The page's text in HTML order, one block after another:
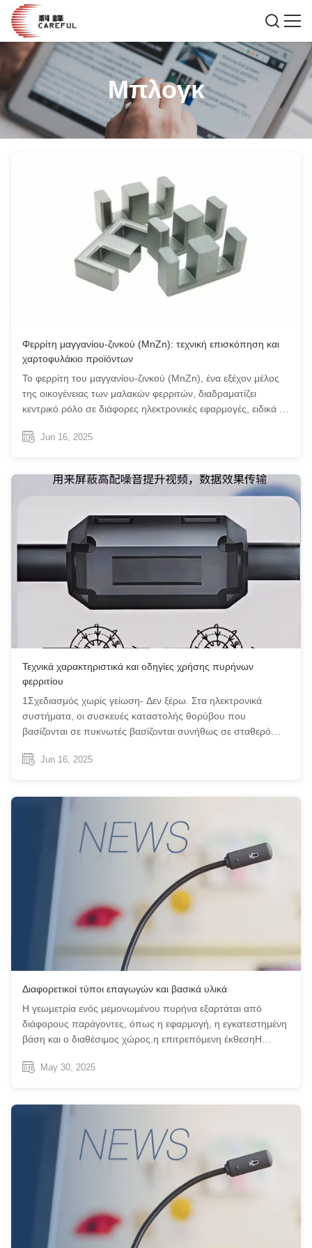
Μπλογκ
Φερρίτη μαγγανίου-ζινκού (MnZn): τεχνική επισκόπηση και
χαρτοφυλάκιο προϊόντων
Το φερρίτη του μαγγανίου-ζινκού (MnZn), ένα εξέχον μέλος
της οικογένειας των μαλακών φερριτών, διαδραματίζει
κεντρικό ρόλο σε διάφορες ηλεκτρονικές εφαρμογές, ειδικά σε
χαρακτηριστικά της απόδοσης την καθιστούν ιδανική
Jun 16, 2025
Τεχνικά χαρακτηριστικά και οδηγίες χρήσης πυρήνων
φερριτίου
1Σχεδιασμός χωρίς γείωση- Δεν ξέρω. Στα ηλεκτρονικά
συστήματα, οι συσκευές καταστολής θορύβου που
βασίζονται σε πυκνωτές βασίζονται συνήθως σε σταθερό
του θορύβου.οι πυρήνες φερριτίου μπορούν να εκτελούν
Jun 16, 2025
Διαφορετικοί τύποι επαγωγών και βασικά υλικά
Η γεωμετρία ενός μεμονωμένου πυρήνα εξαρτάται από
διάφορους παράγοντες, όπως η εφαρμογή, η εγκατεστημένη
βάση και ο διαθέσιμος χώρος.η επιτρεπόμενη έκθεσηΗ
δαχτυλίδι από μέταλλα που επηρεάζουν το πεδίο και ένα
May 30, 2025